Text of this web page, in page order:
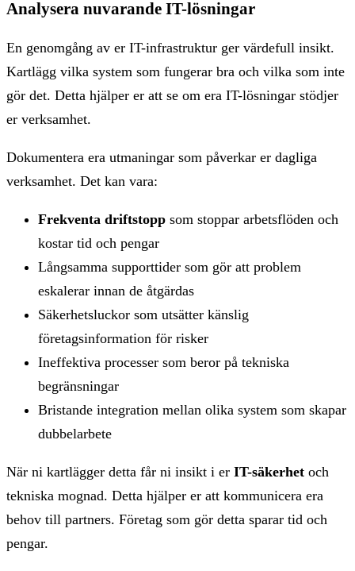
Analysera nuvarande IT-lösningar
En genomgång av er IT-infrastruktur ger värdefull insikt.
Kartlägg vilka system som fungerar bra och vilka som inte
gör det. Detta hjälper er att se om era IT-lösningar stödjer
er verksamhet.
Dokumentera era utmaningar som påverkar er dagliga
verksamhet. Det kan vara:
Frekventa driftstopp som stoppar arbetsflöden och
kostar tid och pengar
Långsamma supporttider som gör att problem
eskalerar innan de åtgärdas
Säkerhetsluckor som utsätter känslig
företagsinformation för risker
Ineffektiva processer som beror på tekniska
begränsningar
Bristande integration mellan olika system som skapar
dubbelarbete
När ni kartlägger detta får ni insikt i er IT-säkerhet och
tekniska mognad. Detta hjälper er att kommunicera era
behov till partners. Företag som gör detta sparar tid och
pengar.